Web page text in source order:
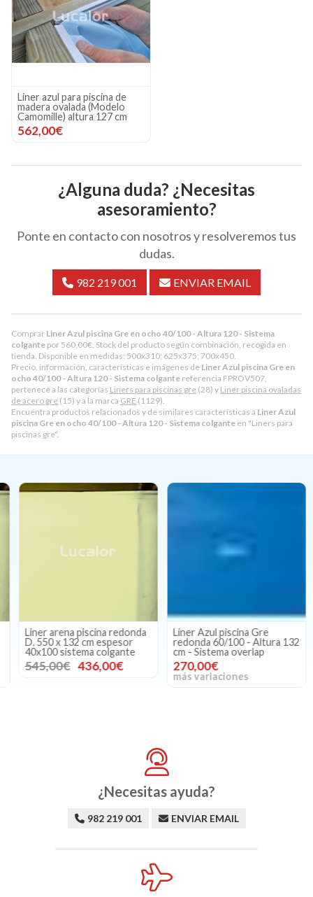
Comprar Liner Azul piscina Gre en ocho 40/100 - Altura 120 - Sistema
colgante por 560,00€ . Stock del producto según combinación, recogida en
tienda. Disponible en medidas: 500x310; 625x375; 700x450.
Precio, información, características e imágenes de Liner Azul piscina Gre en
ocho 40/100 - Altura 120 - Sistema colgante referencia FPROV507,
pertenece a las categorías Liners para piscinas gre (28) y Liner piscina ovaladas
de acero gre (15) y a la marca GRE (1129).
Encuentra productos relacionados y de similares características a Liner Azul
piscina Gre en ocho 40/100 - Altura 120 - Sistema colgante en "Liners para
piscinas gre".
Liner azul para piscina de
madera ovalada (Modelo
Camomille) altura 127 cm
562,00€
¿Alguna duda? ¿Necesitas
asesoramiento?
Ponte en contacto con nosotros y resolveremos tus
dudas.
982 219 001 ENVIAR EMAIL
Liner arena piscina redonda
D. 550 x 132 cm espesor
40x100 sistema colgante
545,00€ 436,00€
Liner Azul piscina Gre
redonda 60/100 - Altura 132
cm - Sistema overlap
270,00€
más variaciones
¿Necesitas ayuda?
982 219 001 ENVIAR EMAIL